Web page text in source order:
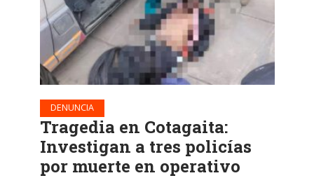
DENUNCIA
Tragedia en Cotagaita:
Investigan a tres policías
por muerte en operativo